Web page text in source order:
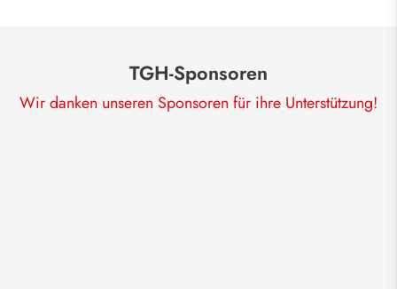
TGH-Sponsoren
Wir danken unseren Sponsoren für ihre Unterstützung!